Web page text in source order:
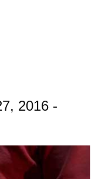
2016 -